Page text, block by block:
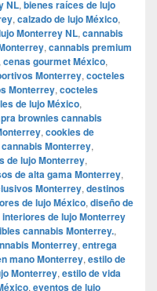
NL, bienes raíces de lujo
, calzado de lujo México,
Monterrey NL, cannabis
, cannabis premium
cenas gourmet México,
Monterrey, cocteles
Monterrey, cocteles
de lujo México,
brownies cannabis
, cookies de
Monterrey,
de lujo Monterrey,
de alta gama Monterrey,
Monterrey, destinos
de lujo México, diseño de
interiores de lujo Monterrey
cannabis Monterrey.,
Monterrey, entrega
mano Monterrey, estilo de
Monterrey, estilo de vida
, eventos de lujo